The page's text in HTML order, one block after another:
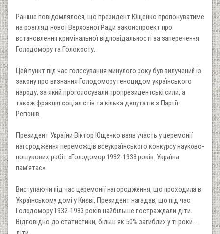
Раніше повідомлялося, що президент Ющенко пропонуватиме
на розгляд нової Верховної Ради законопроект про
встановлення кримінальної відповідальності за заперечення
Голодомору та Голокосту.
Цей пункт під час голосування минулого року був вилучений із
закону про визнання Голодомору геноцидом українського
народу, за який проголосували пропрезидентські сили, а
також фракція соціалістів та кілька депутатів з Партії
Регіонів.
Президент України Віктор Ющенко взяв участь у церемонії
нагородження переможців всеукраїнського конкурсу науково-
пошукових робіт «Голодомор 1932-1933 років. Україна
пам’ятає».
Виступаючи під час церемонії нагородження, що проходила в
Українському домі у Києві, Президент нагадав, що під час
Голодомору 1932-1933 років найбільше постраждали діти.
Відповідно до статистики, більш як 50% загиблих у ті роки, -